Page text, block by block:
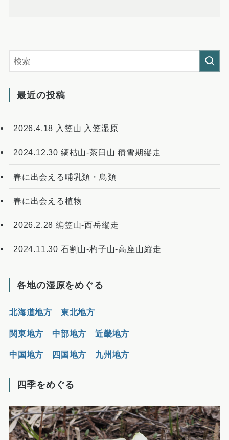
最近の投稿
2026.4.18 入笠山 入笠湿原
2024.12.30 縞枯山-茶臼山 積雪期縦走
春に出会える哺乳類・鳥類
春に出会える植物
2026.2.28 編笠山-西岳縦走
2024.11.30 石割山-杓子山-高座山縦走
各地の湿原をめぐる
北海道地方 東北地方
関東地方 中部地方 近畿地方
中国地方 四国地方 九州地方
四季をめぐる